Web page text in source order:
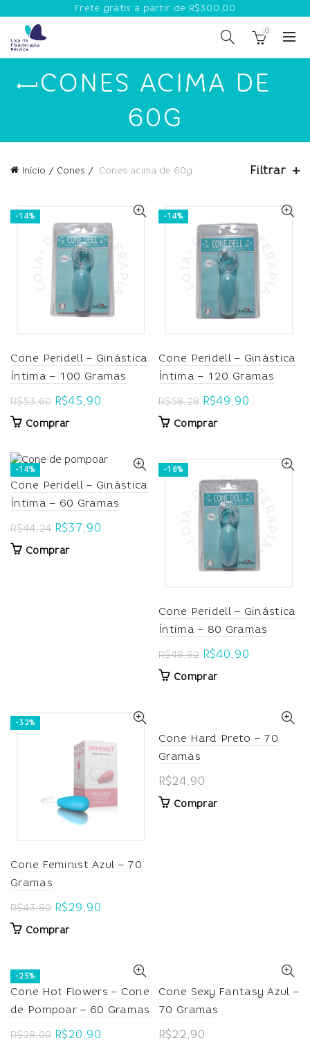
Frete grátis a partir de R$300,00
0
CONES ACIMA DE
60G
Início Cones Cones acima de 60g Filtrar
-14%
Cone Peridell – Ginástica
Íntima – 100 Gramas
R$53,60 Original
price
R$53,60.
R$45,90
Comprar
-14%
Cone Peridell – Ginástica
Íntima – 120 Gramas
R$58,28 Original
price
R$49,90
Comprar
-14%
Cone Peridell – Ginástica
Íntima – 60 Gramas
R$44,24 Original
price
R$37,90
Comprar
-16%
Cone Peridell – Ginástica
Íntima – 80 Gramas
R$48,92 Original
price
R$40,90
Comprar
-32%
Cone Feminist Azul – 70
Gramas
R$43,80 Original
price
R$29,90
Comprar
Cone Hard Preto – 70
Gramas
R$24,90
Comprar
-25%
Cone Hot Flowers – Cone
de Pompoar – 60 Gramas
R$28,00 Original
R$20,90
Cone Sexy Fantasy Azul –
70 Gramas
R$22,90